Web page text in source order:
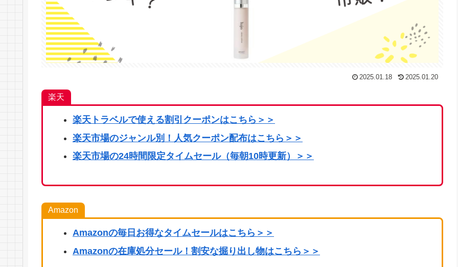
2025.01.18 2025.01.20
楽天
楽天トラベルで使える割引クーポンはこちら ＞＞
楽天市場のジャンル別！人気クーポン配布はこちら＞＞
楽天市場の24時間限定タイムセール（毎朝10時更新）＞＞
Amazon
Amazonの毎日お得なタイムセールはこちら＞＞
Amazonの在庫処分セール！割安な掘り出し物はこちら＞＞